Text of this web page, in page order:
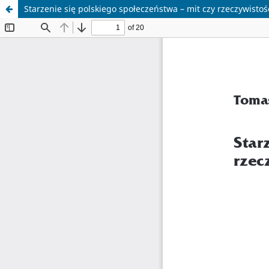
Starzenie się polskiego społeczeństwa – mit czy